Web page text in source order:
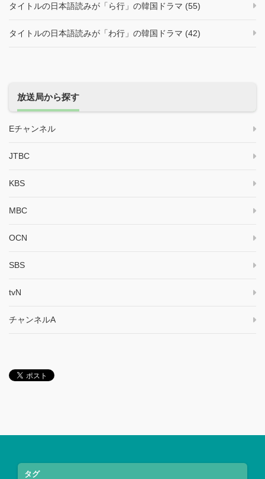
タイトルの日本語読みが「ら行」の韓国ドラマ (55)
タイトルの日本語読みが「わ行」の韓国ドラマ (42)
放送局から探す
Eチャンネル
JTBC
KBS
MBC
OCN
SBS
tvN
チャンネルA
タグ